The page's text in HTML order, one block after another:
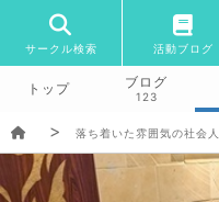
サークル検索 活動ブログ
トップ ブログ
123
落ち着いた雰囲気の社会